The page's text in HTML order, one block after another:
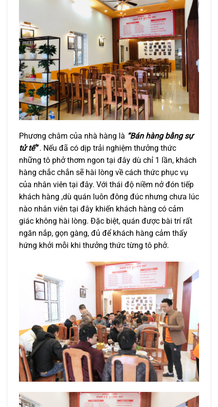
Phương châm của nhà hàng là “Bán hàng bằng sự
tử tế”. Nếu đã có dịp trải nghiệm thưởng thức
những tô phở thơm ngon tại đây dù chỉ 1 lần, khách
hàng chắc chắn sẽ hài lòng về cách thức phục vụ
của nhân viên tại đây. Với thái độ niềm nở đón tiếp
khách hàng ,dù quán luôn đông đúc nhưng chưa lúc
nào nhân viên tại đây khiến khách hàng có cảm
giác không hài lòng. Đặc biệt, quán được bài trí rất
ngăn nắp, gọn gàng, đủ để khách hàng cảm thấy
hứng khởi mỗi khi thưởng thức từng tô phở.